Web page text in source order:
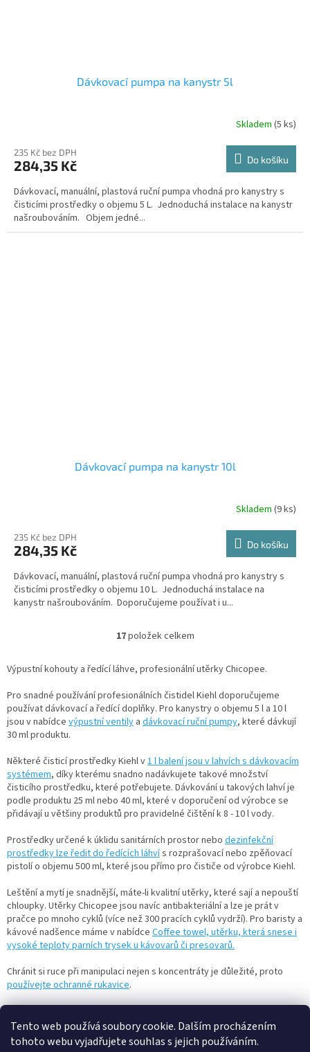
Tento web používá soubory cookie. Dalším procházením
tohoto webu vyjadřujete souhlas s jejich používáním.
Dávkovací pumpa na kanystr 5l
Skladem (5 ks)
235 Kč bez DPH
284,35 Kč Do košíku
Dávkovací, manuální, plastová ruční pumpa vhodná pro kanystry s
čisticími prostředky o objemu 5 L. Jednoduchá instalace na kanystr
našroubováním. Objem jedné...
Dávkovací pumpa na kanystr 10l
Skladem (9 ks)
235 Kč bez DPH
284,35 Kč Do košíku
Dávkovací, manuální, plastová ruční pumpa vhodná pro kanystry s
čisticími prostředky o objemu 10 L. Jednoduchá instalace na
kanystr našroubováním. Doporučujeme používat i u...
O
l
d
a
c
r
v
k
y
v
p
i
s
17položek celkem
Výpustní kohouty a ředící láhve, profesionální utěrky Chicopee.
Pro snadné používání profesionálních čistidel Kiehl doporučujeme
používat dávkovací a ředící doplňky. Pro kanystry o objemu 5 l a 10 l
jsou v nabídce výpustní ventily a dávkovací ruční pumpy, které dávkují
30 ml produktu.
Některé čisticí prostředky Kiehl v1 l balení jsou v lahvích s dávkovacím
systémem, díky kterému snadno nadávkujete takové množství
čisticího prostředku, které potřebujete. Dávkování u takových lahví je
podle produktu 25 ml nebo 40 ml, které v doporučení od výrobce se
přidávají u většiny produktů pro pravidelné čištění k 8 - 10 l vody.
Prostředky určené k úklidu sanitárních prostor nebo dezinfekční
prostředky lze ředit do ředících láhvís rozprašovací nebo zpěňovací
pistolí o objemu 500 ml, které jsou přímo pro čističe od výrobce Kiehl.
Leštění a mytí je snadnější, máte-li kvalitní utěrky, které sají a nepouští
chloupky. Utěrky Chicopee jsou navíc antibakteriální a lze je prát v
pračce po mnoho cyklů (více než 300 pracích cyklů vydrží). Pro baristy a
kávové nadšence máme v nabídce Coffee towel, utěrku, která snese i
vysoké teploty parních trysek u kávovarů či presovarů.
Chránit si ruce při manipulaci nejen s koncentráty je důležité, proto
používejte ochranné rukavice.